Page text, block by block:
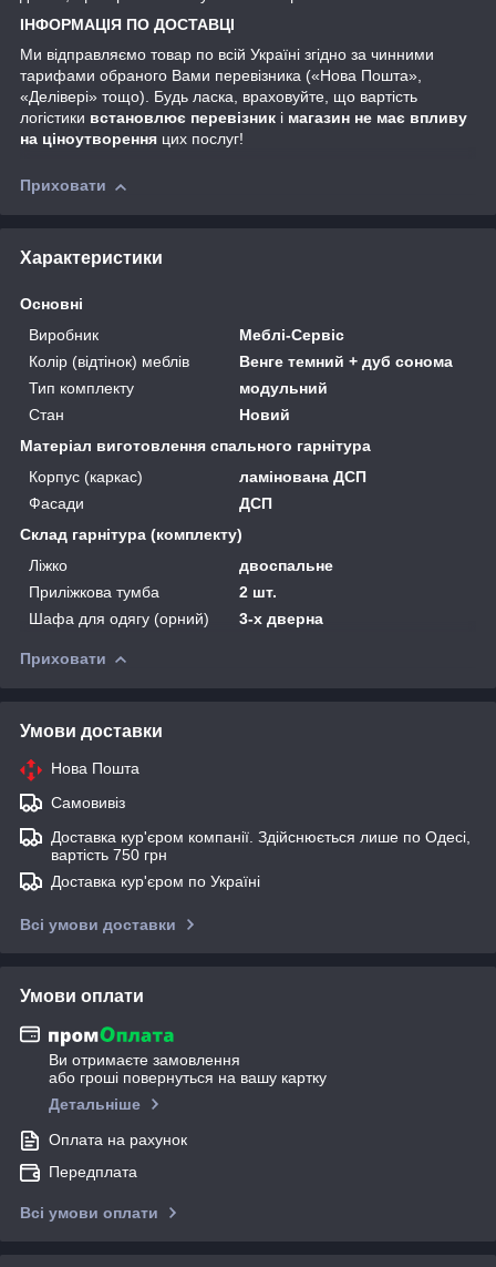
ІНФОРМАЦІЯ ПО ДОСТАВЦІ
Ми відправляємо товар по всій Україні згідно за чинними
тарифами обраного Вами перевізника («Нова Пошта»,
«Делівері» тощо). Будь ласка, враховуйте, що вартість
логістики встановлює перевізник і магазин не має впливу
на ціноутворення цих послуг!
Приховати
Характеристики
Основні
Виробник
Меблі-Сервіс
Колір (відтінок) меблів
Венге темний + дуб сонома
Тип комплекту
модульний
Стан
Новий
Матеріал виготовлення спального гарнітура
Корпус (каркас)
ламінована ДСП
Фасади
ДСП
Склад гарнітура (комплекту)
Ліжко
двоспальне
Приліжкова тумба
2 шт.
Шафа для одягу (орний)
3-х дверна
Приховати
Умови доставки
Нова Пошта
Самовивіз
Доставка кур'єром компанії. Здійснюється лише по Одесі,
вартість 750 грн
Доставка кур'єром по Україні
Всі умови доставки
Умови оплати
Ви отримаєте замовлення
або гроші повернуться на вашу картку
Детальніше
Оплата на рахунок
Передплата
Всі умови оплати